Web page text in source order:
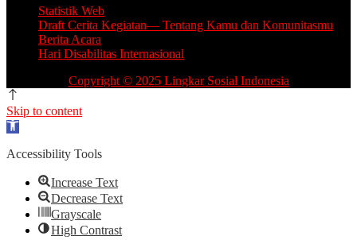
Statistik Web
Draft Cerita Kegiatan— Tentang Kamu dan Komunitasmu
Berita Acara
Hari Disabilitas Internasional
Copyright © 2025 Lingkar Sosial Indonesia
Skip to content
Open
Accessibility Tools
Increase Text
Decrease Text
Grayscale
High Contrast